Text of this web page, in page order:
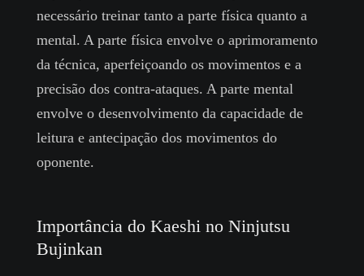
necessário treinar tanto a parte física quanto a
mental. A parte física envolve o aprimoramento
da técnica, aperfeiçoando os movimentos e a
precisão dos contra-ataques. A parte mental
envolve o desenvolvimento da capacidade de
leitura e antecipação dos movimentos do
oponente.
Importância do Kaeshi no Ninjutsu
Bujinkan